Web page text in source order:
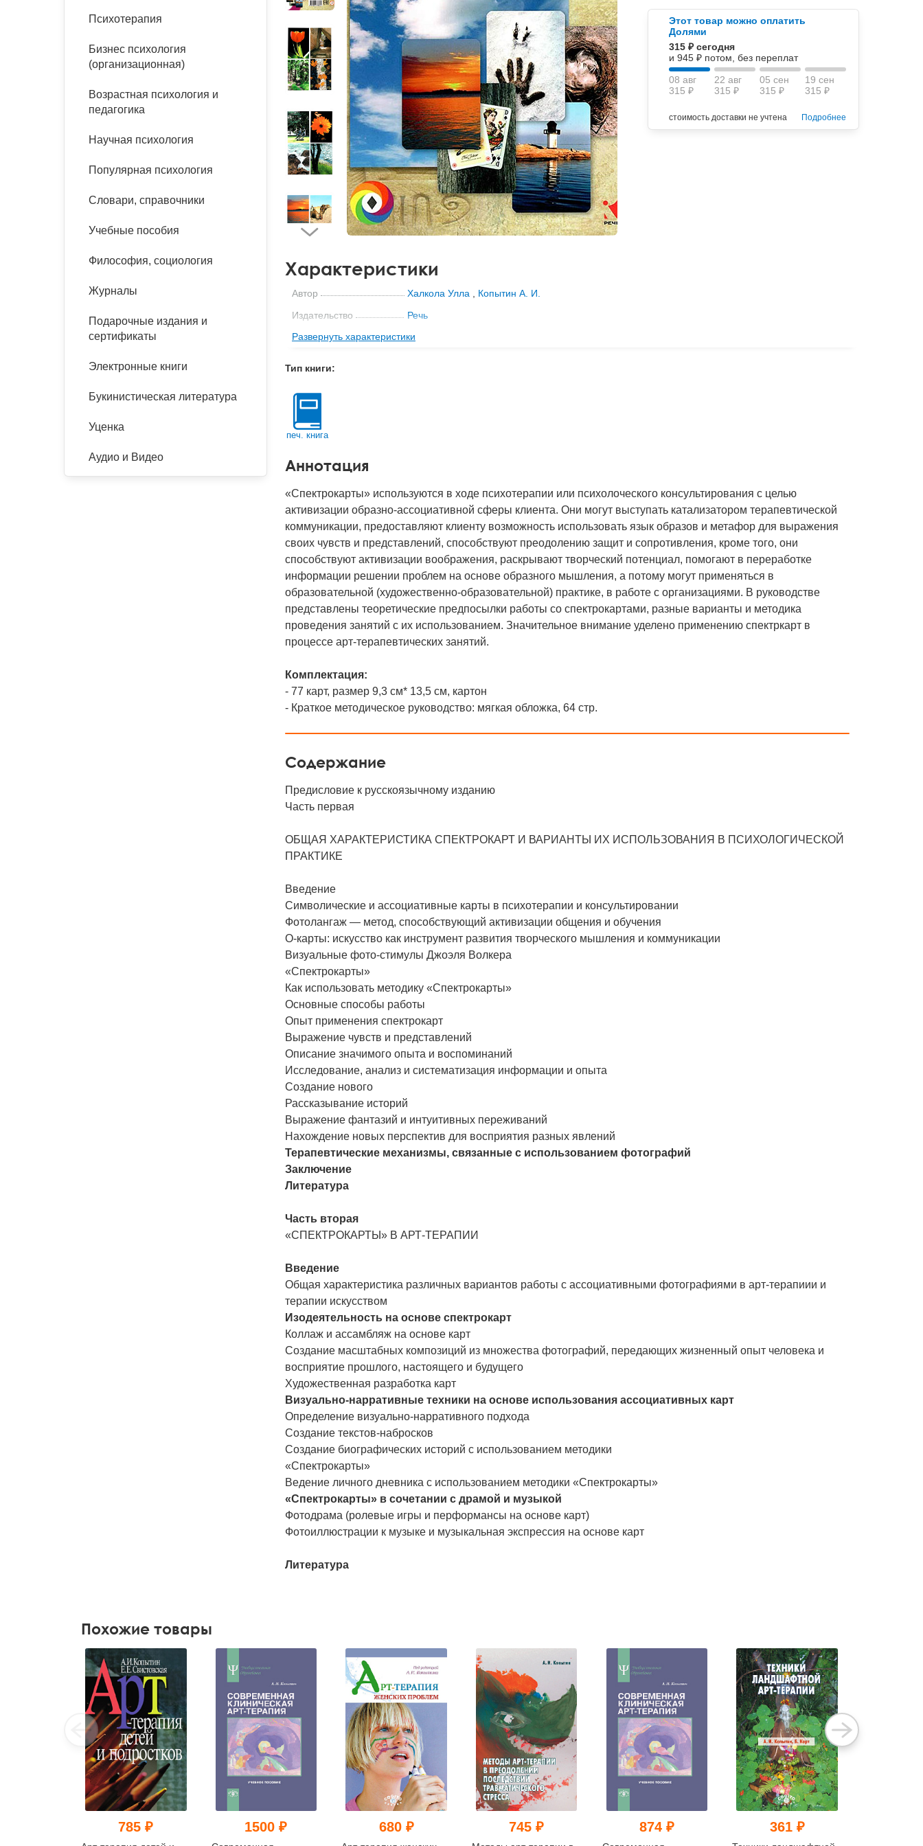
Расстройства пищевого
Тревожные расстройства,
Песочная терапия
Психодрама
Сказкотерапия
Другие направления
психотерапии
Классический, эриксоновский
Психология труда и
Психофизиология
Социальная психология
Социальная и
Учебная литература
Классический и юнгианский
Этот товар можно оплатить
Долями
315 ₽ сегодня
и 945 ₽ потом, без переплат
08 авг
315 ₽
22 авг
315 ₽
05 сен
315 ₽
19 сен
315 ₽
стоимость доставки не учтена Подробнее
Характеристики
Автор Халкола Улла
Копытин А. И.
Издательство
Речь
Формат книги
165x130x30 мм
Год
ISBN
Развернуть характеристики
Тип книги:
печ. книга
Аннотация
«Спектрокарты» используются в ходе психотерапии или психолоческого консультирования с целью
активизации образно-ассоциативной сферы клиента. Они могут выступать катализатором терапевтической
коммуникации, предоставляют клиенту возможность использовать язык образов и метафор для выражения
своих чувств и представлений, способствуют преодолению защит и сопротивления, кроме того, они
способствуют активизации воображения, раскрывают творческий потенциал, помогают в переработке
информации решении проблем на основе образного мышления, а потому могут применяться в
образовательной (художественно-образовательной) практике, в работе с организациями. В руководстве
представлены теоретические предпосылки работы со спектрокартами, разные варианты и методика
проведения занятий с их использованием. Значительное внимание уделено применению спектркарт в
процессе арт-терапевтических занятий.
Комплектация:
- 77 карт, размер 9,3 см* 13,5 см, картон
- Краткое методическое руководство: мягкая обложка, 64 стр.
Содержание
Предисловие к русскоязычному изданию
Часть первая
ОБЩАЯ ХАРАКТЕРИСТИКА СПЕКТРОКАРТ И ВАРИАНТЫ ИХ ИСПОЛЬЗОВАНИЯ В ПСИХОЛОГИЧЕСКОЙ
ПРАКТИКЕ
Введение
Символические и ассоциативные карты в психотерапии и консультировании
Фотолангаж — метод, способствующий активизации общения и обучения
О-карты: искусство как инструмент развития творческого мышления и коммуникации
Визуальные фото-стимулы Джоэля Волкера
«Спектрокарты»
Как использовать методику «Спектрокарты»
Основные способы работы
Опыт применения спектрокарт
Выражение чувств и представлений
Описание значимого опыта и воспоминаний
Исследование, анализ и систематизация информации и опыта
Создание нового
Рассказывание историй
Выражение фантазий и интуитивных переживаний
Нахождение новых перспектив для восприятия разных явлений
Терапевтические механизмы, связанные с использованием фотографий
Заключение
Литература
Часть вторая
«СПЕКТРОКАРТЫ» В АРТ-ТЕРАПИИ
Введение
Общая характеристика различных вариантов работы с ассоциативными фотографиями в арт-терапиии и
терапии искусством
Изодеятельность на основе спектрокарт
Коллаж и ассамбляж на основе карт
Создание масштабных композиций из множества фотографий, передающих жизненный опыт человека и
восприятие прошлого, настоящего и будущего
Художественная разработка карт
Визуально-нарративные техники на основе использования ассоциативных карт
Определение визуально-нарративного подхода
Создание текстов-набросков
Создание биографических историй с использованием методики
«Спектрокарты»
Ведение личного дневника с использованием методики «Спектрокарты»
«Спектрокарты» в сочетании с драмой и музыкой
Фотодрама (ролевые игры и перформансы на основе карт)
Фотоиллюстрации к музыке и музыкальная экспрессия на основе карт
Литература
Психотерапия
Бизнес психология
(организационная)
Возрастная психология и
педагогика
Научная психология
Популярная психология
Словари, справочники
Учебные пособия
Философия, социология
Журналы
Подарочные издания и
сертификаты
Электронные книги
Букинистическая литература
Уценка
Аудио и Видео
Похожие товары
785 ₽ 1500 ₽ 680 ₽ 745 ₽ 874 ₽ 361 ₽